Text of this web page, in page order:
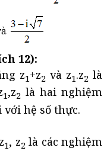
12):
z1+z2 và z1.z2 là
1,z2 là hai nghiệm
hệ số thực.
1, z2 là các nghiệm